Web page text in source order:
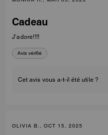
Cadeau
J’adore!!!!
Avis vérifié
Cet avis vous a-t-il été utile ?
OLIVIA B., OCT 15, 2025